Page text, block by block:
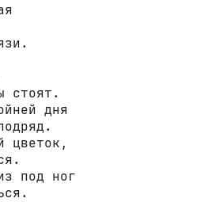
стоят.
дня
цветок,
под ног